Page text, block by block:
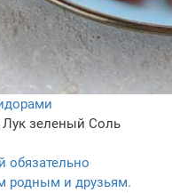
Лук зеленый Соль
обязательно
родным и друзьям.